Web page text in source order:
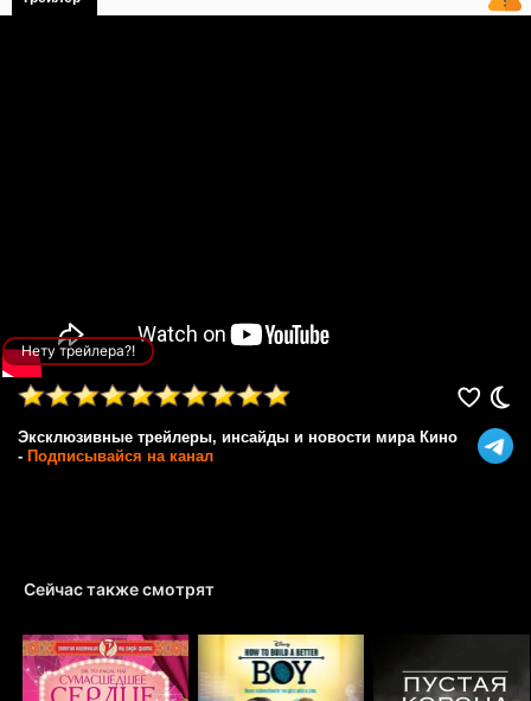
Нету трейлера?!
Эксклюзивные трейлеры, инсайды и новости мира Кино
- Подписывайся на канал
Сейчас также смотрят